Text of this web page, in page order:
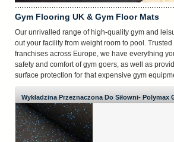
Gym Flooring UK & Gym Floor Mats
Our unrivalled range of high-quality gym and
out your facility from weight room to pool.
franchises across Europe, we have everything
safety and comfort of gym goers, as well as
surface protection for that expensive gym
Wykładzina Przeznaczona Do Siłowni- Polymax